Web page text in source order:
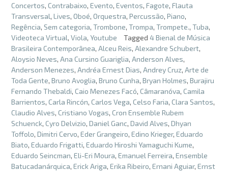
Concertos, Contrabaixo, Evento, Eventos, Fagote, Flauta
Transversal, Lives, Oboé, Orquestra, Percussão, Piano,
Regência, Sem categoria, Trombone, Trompa, Trompete., Tuba,
Videoteca Virtual, Viola, Youtube Tagged 4 Bienal de Música
Brasileira Contemporânea, Alceu Reis, Alexandre Schubert,
Aloysio Neves, Ana Cursino Guariglia, Anderson Alves,
Anderson Menezes, Andréa Ernest Dias, Andrey Cruz, Arte de
Toda Gente, Bruno Avoglia, Bruno Cunha, Bryan Holmes, Burajiru
Fernando Thebaldi, Caio Menezes Facó, Câmaranóva, Camila
Barrientos, Carla Rincón, Carlos Vega, Celso Faria, Clara Santos,
Claudio Alves, Cristiano Vogas, Cron Ensemble Rubem
Schuenck, Cyro Delvizio, Daniel Ganc, David Alves, Dhyan
Toffolo, Dimitri Cervo, Eder Grangeiro, Edino Krieger, Eduardo
Biato, Eduardo Frigatti, Eduardo Hiroshi Yamaguchi Kume,
Eduardo Seincman, Eli-Eri Moura, Emanuel Ferreira, Ensemble
Batucadanárquica, Erick Ariga, Erika Ribeiro, Ernani Aguiar, Ernst